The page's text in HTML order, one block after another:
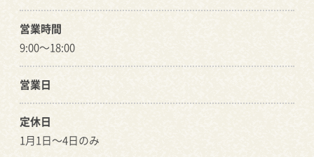
営業時間
9:00〜18:00
営業日
定休日
1月1日〜4日のみ